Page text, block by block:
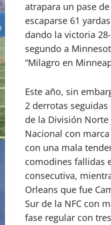
atrapara un pase
escaparse 61
dando la victoria
segundo a
“Milagro en
Este año, sin
2 derrotas
de la División
Nacional con
con una mala
comodines fallidas
consecutiva,
Orleans que fue
Sur de la NFC con
fase regular con